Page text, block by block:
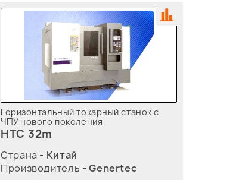
Горизонтальный токарный станок с
ЧПУ нового поколения
HTC 32m
Страна - Китай
Производитель -Genertec